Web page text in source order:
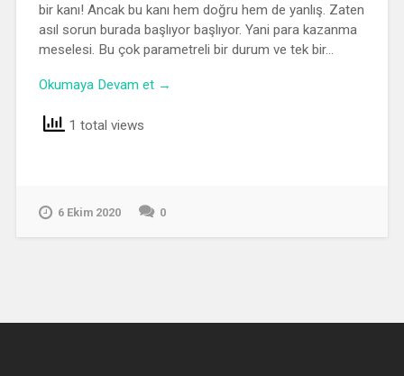
bir kanı! Ancak bu kanı hem doğru hem de yanlış. Zaten
asıl sorun burada başlıyor başlıyor. Yani para kazanma
meselesi. Bu çok parametreli bir durum ve tek bir…
Okumaya Devam et →
1 total views
6 Ekim 2020 0